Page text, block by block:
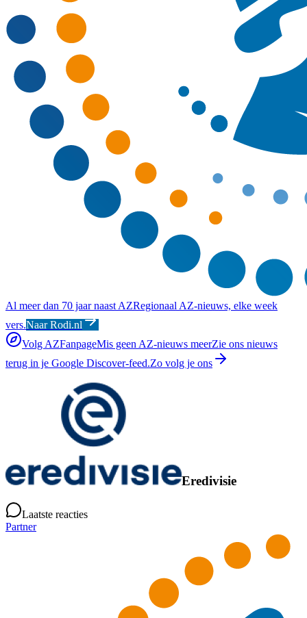
Al meer dan 70 jaar naast AZRegionaal AZ-nieuws, elke week
vers.Naar Rodi.nl
Volg AZFanpageMis geen AZ-nieuws meerZie ons nieuws
terug in je Google Discover-feed.Zo volg je ons
Eredivisie
Laatste reacties
Partner